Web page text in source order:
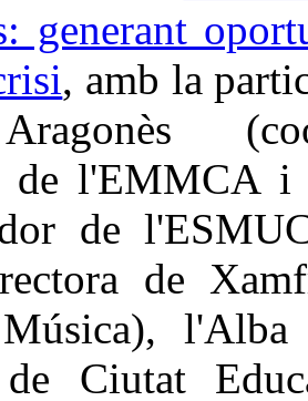
generant
, amb la
de l'EMMCA i
de
de
l'Alba
Ciutat